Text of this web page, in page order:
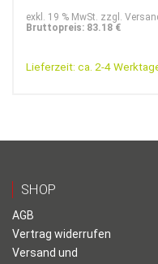
war:
ist:
exkl. 19 % MwSt. zzgl.
Bruttopreis: 83.18 €
Lieferzeit: ca. 2-4
SHOP
AGB
Vertrag widerrufen
Versand und